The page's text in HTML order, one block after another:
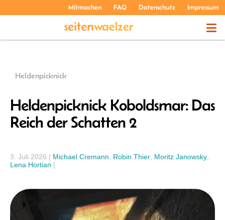
Mitmachen FAQ Datenschutz Impressum
ÜBER UNS
Heldenpicknick
Heldenpicknick Koboldsmar: Das
Reich der Schatten 2
3. Juli 2026 | Michael Cremann Robin Thier Moritz Janowsky
Lena Hortian |